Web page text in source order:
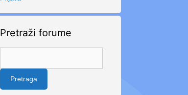
Pretraži forume